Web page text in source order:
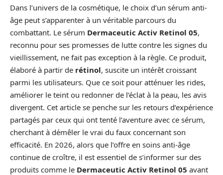
Dans l’univers de la cosmétique, le choix d’un sérum anti-
âge peut s’apparenter à un véritable parcours du
combattant. Le sérum Dermaceutic Activ Retinol 05,
reconnu pour ses promesses de lutte contre les signes du
vieillissement, ne fait pas exception à la règle. Ce produit,
élaboré à partir de rétinol, suscite un intérêt croissant
parmi les utilisateurs. Que ce soit pour atténuer les rides,
améliorer le teint ou redonner de l’éclat à la peau, les avis
divergent. Cet article se penche sur les retours d’expérience
partagés par ceux qui ont tenté l’aventure avec ce sérum,
cherchant à démêler le vrai du faux concernant son
efficacité. En 2026, alors que l’offre en soins anti-âge
continue de croître, il est essentiel de s’informer sur des
produits comme le Dermaceutic Activ Retinol 05 avant